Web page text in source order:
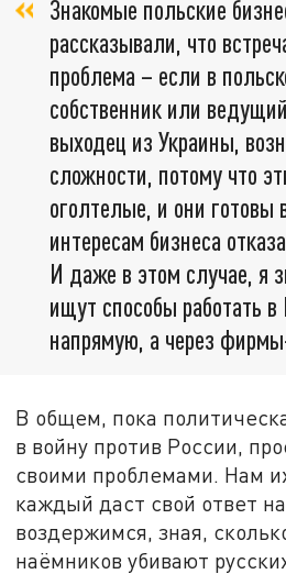
Знакомые польские
рассказывали, что
проблема – если в
собственник или
выходец из Украины,
сложности, потому что
оголтелые, и они готовы
интересам бизнеса
И даже в этом случае, я
ищут способы работать в
напрямую, а через
В общем, пока
в войну против России,
своими проблемами. Нам
каждый даст свой ответ
воздержимся, зная,
наёмников убивают